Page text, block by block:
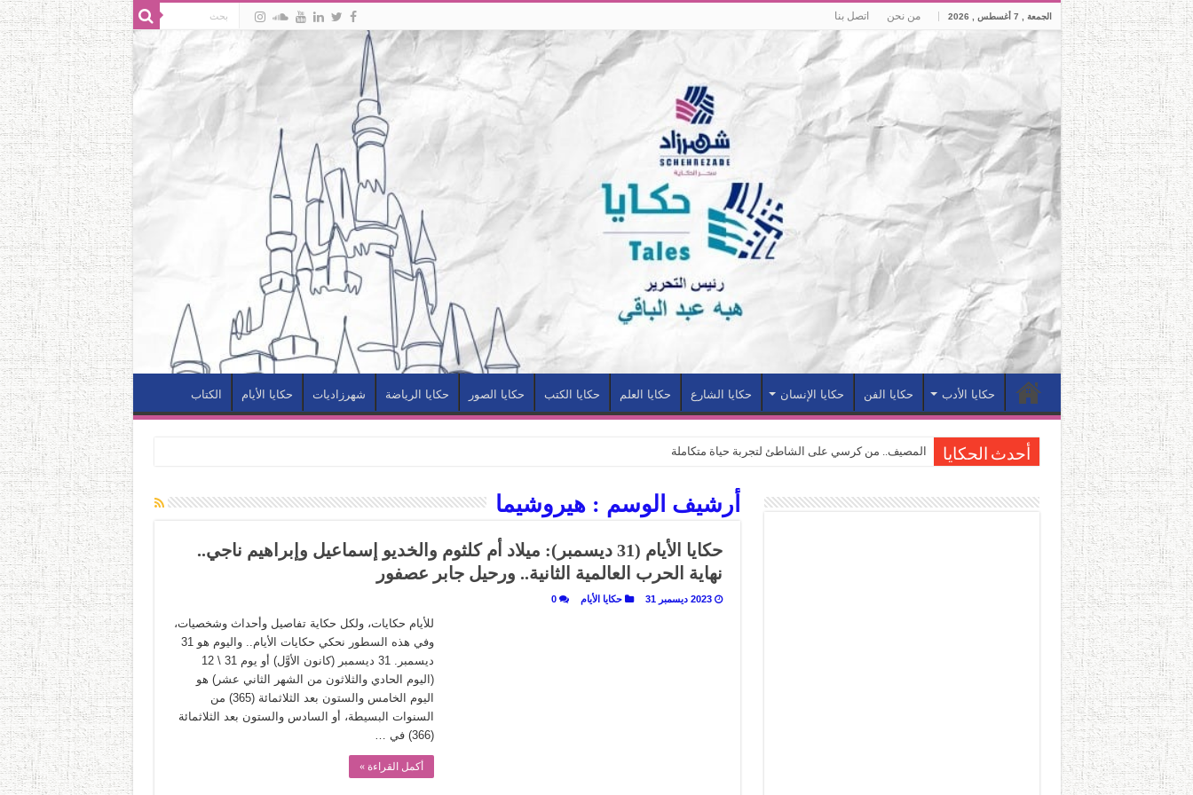
الجمعة , 7 أغسطس , 2026 من نحن اتصل بنا
حكايا الأدب حكايا الفن حكايا الإنسان حكايا الشارع حكايا العلم حكايا الكتب حكايا الصور حكايا الرياضة شهرزاديات حكايا الأيام الكتاب
أحدث الحكايا المصيف.. من كرسي على الشاطئ لتجربة حياة متكاملة
القاهرة «ألف ليلة وليلة».. كيف يتحول المكان إلى بطل في روايات مريم عبد العزيز؟ (الجزء الأول)
حين يتنفس الحجر.. المكان كبطل في أدب مريم عبد العزيز
«كوم النور».. ريم بسيوني تُعيد الخديوي المنسي إلى الضوء
أرشيف الوسم :هيروشيما
حكايا الأيام (31 ديسمبر): ميلاد أم كلثوم والخديو إسماعيل وإبراهيم ناجي..
نهاية الحرب العالمية الثانية.. ورحيل جابر عصفور
2023 ديسمبر 31 حكايا الأيام 0
للأيام حكايات، ولكل حكاية تفاصيل وأحداث وشخصيات،
وفي هذه السطور نحكي حكايات الأيام.. واليوم هو 31
ديسمبر. 31 ديسمبر (كانون الأوَّل) أو يوم 31 \ 12
(اليوم الحادي والثلاثون من الشهر الثاني عشر) هو
اليوم الخامس والستون بعد الثلاثمائة (365) من
السنوات البسيطة، أو السادس والستون بعد الثلاثمائة
(366) في …
أكمل القراءة »